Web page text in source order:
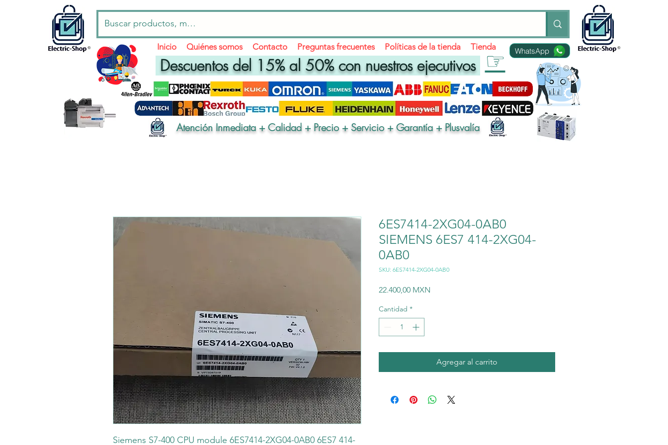
Inicio Quiénes somos Contacto Preguntas frecuentes Políticas de la tienda Tienda WhatsApp
Descuentos del 15% al 50% con nuestros ejecutivos ☞
Atención Inmediata + Calidad + Precio + Servicio + Garantía + Plusvalía
Siemens S7-400 CPU module 6ES7414-2XG04-0AB0 6ES7 414-
6ES7414-2XG04-0AB0
SIEMENS 6ES7 414-2XG04-
0AB0
SKU: 6ES7414-2XG04-0AB0
22.400,00 MXN
Cantidad *
Agregar al carrito